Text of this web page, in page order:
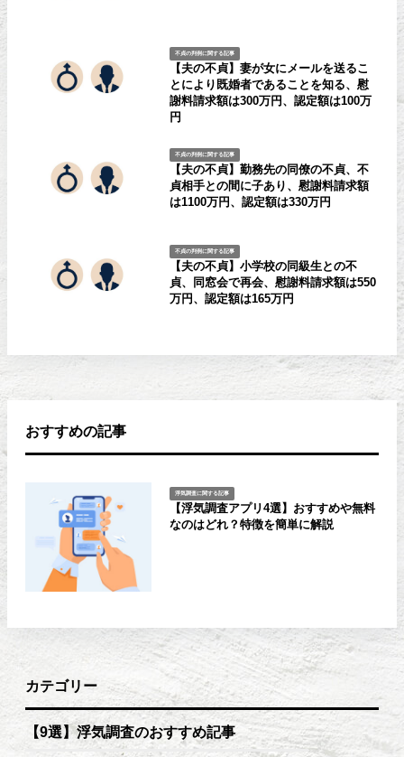
不貞の判例に関する記事
【夫の不貞】妻が女にメールを送るこ
とにより既婚者であることを知る、慰
謝料請求額は300万円、認定額は100万
円
不貞の判例に関する記事
【夫の不貞】勤務先の同僚の不貞、不
貞相手との間に子あり、慰謝料請求額
は1100万円、認定額は330万円
不貞の判例に関する記事
【夫の不貞】小学校の同級生との不
貞、同窓会で再会、慰謝料請求額は550
万円、認定額は165万円
おすすめの記事
浮気調査に関する記事
【浮気調査アプリ4選】おすすめや無料
なのはどれ？特徴を簡単に解説
カテゴリー
【9選】浮気調査のおすすめ記事